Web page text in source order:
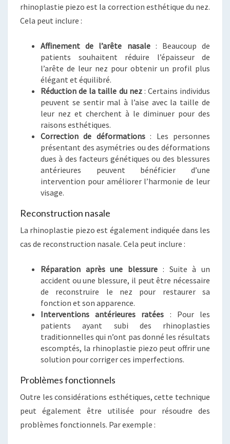
rhinoplastie piezo est la correction esthétique du nez.
Cela peut inclure :
Affinement de l’arête nasale: Beaucoup de
patients souhaitent réduire l’épaisseur de
l’arête de leur nez pour obtenir un profil plus
élégant et équilibré.
Réduction de la taille du nez: Certains individus
peuvent se sentir mal à l’aise avec la taille de
leur nez et cherchent à le diminuer pour des
raisons esthétiques.
Correction de déformations: Les personnes
présentant des asymétries ou des déformations
dues à des facteurs génétiques ou des blessures
antérieures peuvent bénéficier d’une
intervention pour améliorer l’harmonie de leur
visage.
Reconstruction nasale
La rhinoplastie piezo est également indiquée dans les
cas de reconstruction nasale. Cela peut inclure :
Réparation après une blessure : Suite à un
accident ou une blessure, il peut être nécessaire
de reconstruire le nez pour restaurer sa
fonction et son apparence.
Interventions antérieures ratées : Pour les
patients ayant subi des rhinoplasties
traditionnelles qui n’ont pas donné les résultats
escomptés, la rhinoplastie piezo peut offrir une
solution pour corriger ces imperfections.
Problèmes fonctionnels
Outre les considérations esthétiques, cette technique
peut également être utilisée pour résoudre des
problèmes fonctionnels. Par exemple :